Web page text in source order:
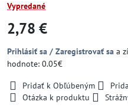
Vypredané
2,78 €
Prihlásiť sa / Zaregistrovať sa a
hodnote: 0.05€
Pridať k Obľúbeným
Otázka k produktu